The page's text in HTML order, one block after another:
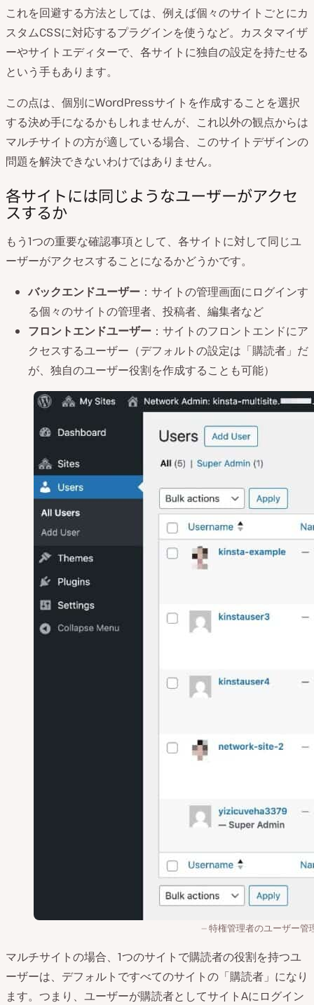
これを回避する方法としては、例えば個々のサイトごとにカ
スタムCSSに対応するプラグインを使うなど。カスタマイザ
ーやサイトエディターで、各サイトに独自の設定を持たせる
という手もあります。
この点は、個別にWordPressサイトを作成することを選択
する決め手になるかもしれませんが、これ以外の観点からは
マルチサイトの方が適している場合、このサイトデザインの
問題を解決できないわけではありません。
各サイトには同じようなユーザーがアクセ
スするか
もう1つの重要な確認事項として、各サイトに対して同じユ
ーザーがアクセスすることになるかどうかです。
バックエンドユーザー ：サイトの管理画面にログインす
る個々のサイトの管理者、投稿者、編集者など
フロントエンドユーザー ：サイトのフロントエンドにア
クセスするユーザー（デフォルトの設定は「購読者」だ
が、独自のユーザー役割を作成することも可能）
特権管理者のユーザー管
マルチサイトの場合、1つのサイトで購読者の役割を持つユ
ーザーは、デフォルトですべてのサイトの「購読者」になり
ます。つまり、ユーザーが購読者としてサイトAにログイン